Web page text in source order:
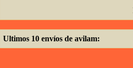
Ultimos 10 envíos de avilam: